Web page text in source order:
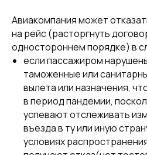
Авиакомпания может
на рейс (расторгнуть
одностороннем порядке) в
если пассажиром
таможенные или
вылета или назначения,
в период пандемии,
успевают отслеживать
въезда в ту или иную
условиях